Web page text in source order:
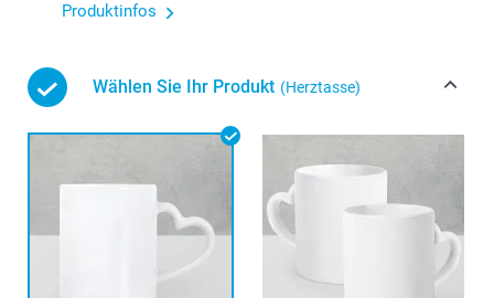
Produktinfos
Wählen Sie Ihr Produkt (Herztasse)